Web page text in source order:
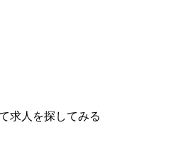
求人を探してみる